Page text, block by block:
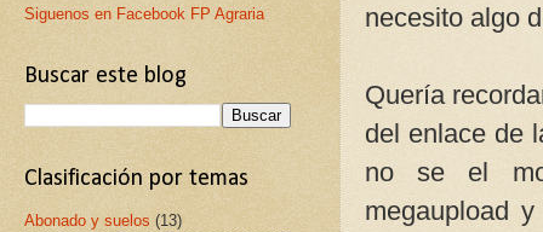
necesito algo
Quería
del enlace de
no se el
megaupload
Siguenos en Facebook FP Agraria
Buscar este blog
Clasificación por temas
Abonado y suelos (13)